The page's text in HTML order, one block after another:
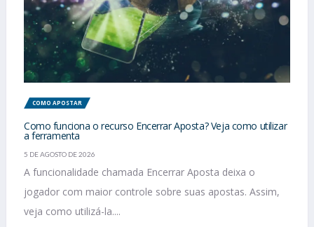
COMO APOSTAR
Como funciona o recurso Encerrar Aposta? Veja como utilizar
a ferramenta
5 DE AGOSTO DE 2026
A funcionalidade chamada Encerrar Aposta deixa o
jogador com maior controle sobre suas apostas. Assim,
veja como utilizá-la....